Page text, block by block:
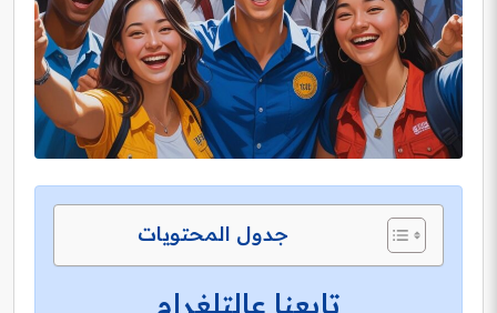
جدول المحتويات
تابعنا عالتلغرام